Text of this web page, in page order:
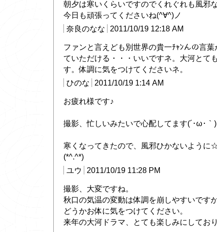
朝夕は寒いくらいですのでくれぐれも風邪
今日も頑張ってくださいね(^∀^)ノ
奈良のなな
2011/10/19 12:18 AM
ファンと言えども別世界の貴一ﾁｬﾝんの言
ていただける・・・いいですネ。大河とて
す。体調に気をつけてくださいネ。
ひのな
2011/10/19 1:14 AM
お疲れ様です♪
撮影、忙しいみたいで心配してます(´･ω･｀)
寒くなってきたので、風邪ひかないように
(*^.^*)
ユウ
2011/10/19 11:28 PM
撮影、大変ですね。
秋口の気温の変動は体調を崩しやすいです
どうかお体に気をつけてください。
来年の大河ドラマ、とても楽しみにしてお